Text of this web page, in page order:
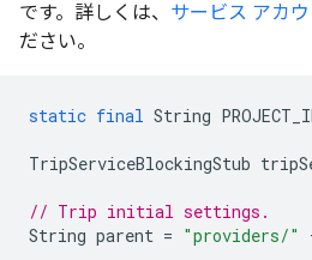
です。詳しくは、 サービス アカ
ださい。
static final String
TripServiceBlockingStub
// Trip initial settings.
String parent = "providers/"